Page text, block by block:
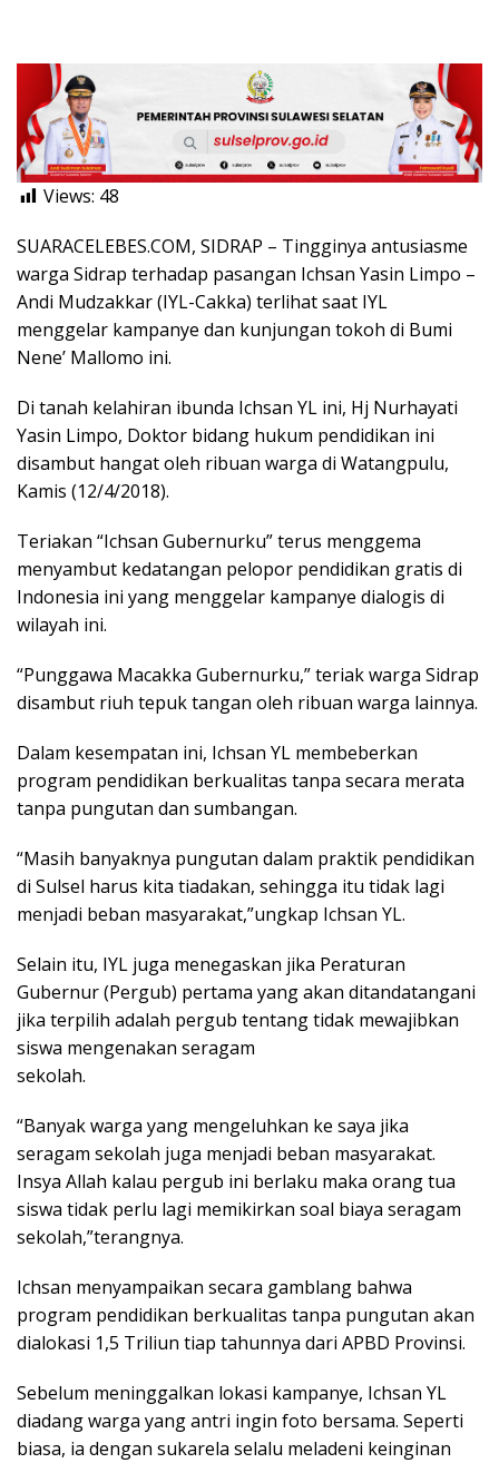
Views: 48
SUARACELEBES.COM, SIDRAP – Tingginya antusiasme
warga Sidrap terhadap pasangan Ichsan Yasin Limpo –
Andi Mudzakkar (IYL-Cakka) terlihat saat IYL
menggelar kampanye dan kunjungan tokoh di Bumi
Nene’ Mallomo ini.
Di tanah kelahiran ibunda Ichsan YL ini, Hj Nurhayati
Yasin Limpo, Doktor bidang hukum pendidikan ini
disambut hangat oleh ribuan warga di Watangpulu,
Kamis (12/4/2018).
Teriakan “Ichsan Gubernurku” terus menggema
menyambut kedatangan pelopor pendidikan gratis di
Indonesia ini yang menggelar kampanye dialogis di
wilayah ini.
“Punggawa Macakka Gubernurku,” teriak warga Sidrap
disambut riuh tepuk tangan oleh ribuan warga lainnya.
Dalam kesempatan ini, Ichsan YL membeberkan
program pendidikan berkualitas tanpa secara merata
tanpa pungutan dan sumbangan.
“Masih banyaknya pungutan dalam praktik pendidikan
di Sulsel harus kita tiadakan, sehingga itu tidak lagi
menjadi beban masyarakat,”ungkap Ichsan YL.
Selain itu, IYL juga menegaskan jika Peraturan
Gubernur (Pergub) pertama yang akan ditandatangani
jika terpilih adalah pergub tentang tidak mewajibkan
siswa mengenakan seragam
sekolah.
“Banyak warga yang mengeluhkan ke saya jika
seragam sekolah juga menjadi beban masyarakat.
Insya Allah kalau pergub ini berlaku maka orang tua
siswa tidak perlu lagi memikirkan soal biaya seragam
sekolah,”terangnya.
Ichsan menyampaikan secara gamblang bahwa
program pendidikan berkualitas tanpa pungutan akan
dialokasi 1,5 Triliun tiap tahunnya dari APBD Provinsi.
Sebelum meninggalkan lokasi kampanye, Ichsan YL
diadang warga yang antri ingin foto bersama. Seperti
biasa, ia dengan sukarela selalu meladeni keinginan